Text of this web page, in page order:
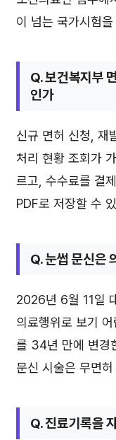
이 넘는 국가시험
Q. 보건복지부
인가
신규 면허 신청, 재
처리 현황 조회가
르고, 수수료를 결
PDF로 저장할 수
Q. 눈썹 문신은
2026년 6월 11일
의료행위로 보기
를 34년 만에 변경
문신 시술은 무면
Q. 진료기록을